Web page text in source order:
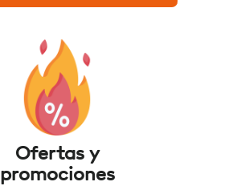
Ofertas y
promociones